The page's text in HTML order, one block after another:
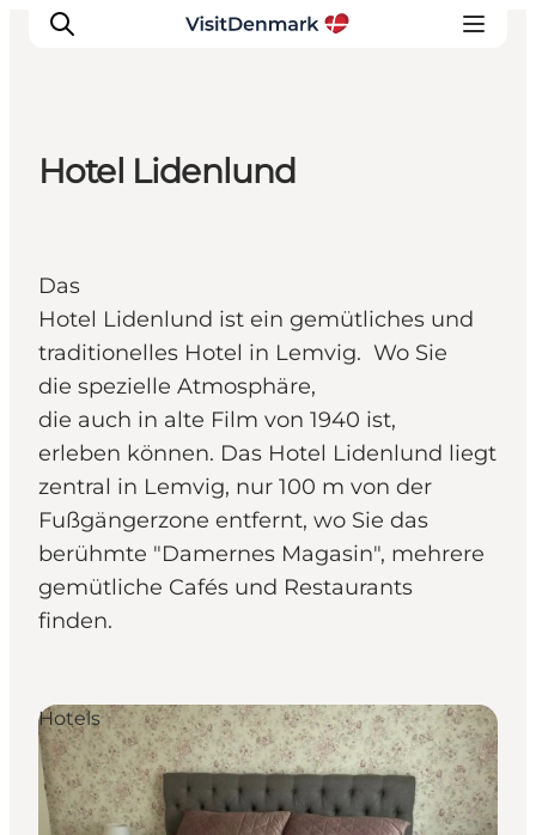
Erlebnisse
Unterkünfte
Reiseplanung
Hotel Lidenlund
Das
Hotel Lidenlund ist ein gemütliches und
traditionelles Hotel in Lemvig. Wo Sie
die spezielle Atmosphäre,
die auch in alte Film von 1940 ist,
erleben können. Das Hotel Lidenlund liegt
zentral in Lemvig, nur 100 m von der
Fußgängerzone entfernt, wo Sie das
berühmte "Damernes Magasin", mehrere
gemütliche Cafés und Restaurants
finden.
Hotels